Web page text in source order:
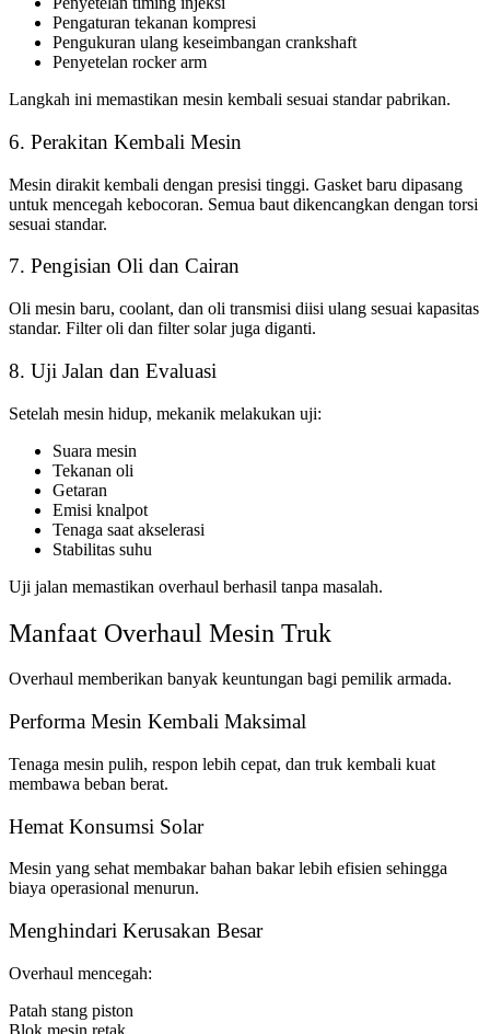
Pengaturan tekanan kompresi
Pengukuran ulang keseimbangan crankshaft
Penyetelan rocker arm
Langkah ini memastikan mesin kembali sesuai standar pabrikan.
6. Perakitan Kembali Mesin
Mesin dirakit kembali dengan presisi tinggi. Gasket baru dipasang
untuk mencegah kebocoran. Semua baut dikencangkan dengan torsi
sesuai standar.
7. Pengisian Oli dan Cairan
Oli mesin baru, coolant, dan oli transmisi diisi ulang sesuai kapasitas
standar. Filter oli dan filter solar juga diganti.
8. Uji Jalan dan Evaluasi
Setelah mesin hidup, mekanik melakukan uji:
Suara mesin
Tekanan oli
Getaran
Emisi knalpot
Tenaga saat akselerasi
Stabilitas suhu
Uji jalan memastikan overhaul berhasil tanpa masalah.
Manfaat Overhaul Mesin Truk
Overhaul memberikan banyak keuntungan bagi pemilik armada.
Performa Mesin Kembali Maksimal
Tenaga mesin pulih, respon lebih cepat, dan truk kembali kuat
membawa beban berat.
Hemat Konsumsi Solar
Mesin yang sehat membakar bahan bakar lebih efisien sehingga
biaya operasional menurun.
Menghindari Kerusakan Besar
Overhaul mencegah:
Patah stang piston
Blok mesin retak